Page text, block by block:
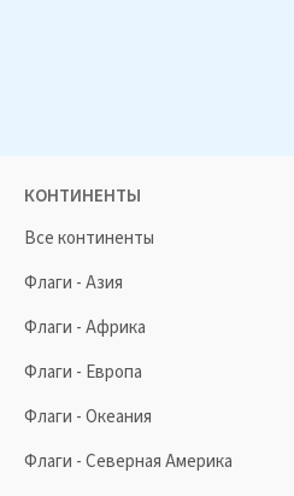
КОНТИНЕНТЫ
Все континенты
Флаги - Азия
Флаги - Африка
Флаги - Европа
Флаги - Океания
Флаги - Северная Америка